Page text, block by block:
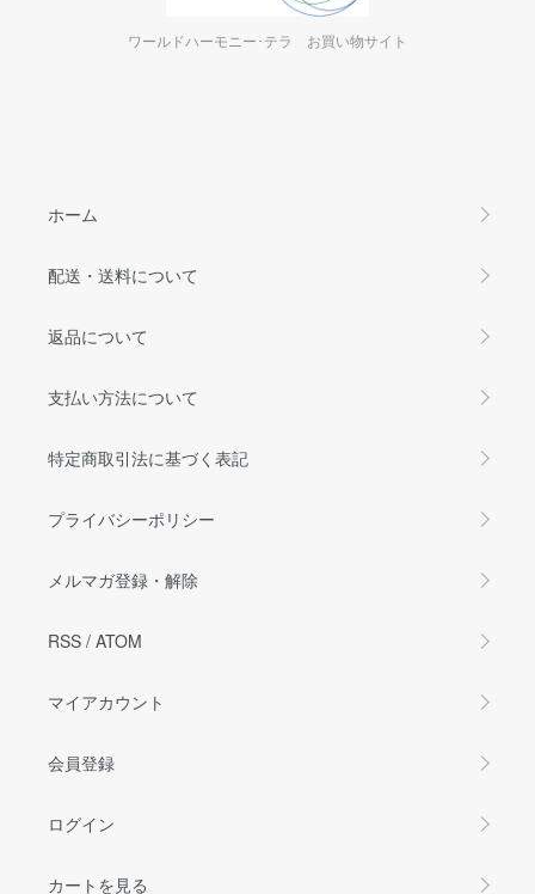
ワールドハーモニー･テラ お買い物サイト
ホーム
配送・送料について
返品について
支払い方法について
特定商取引法に基づく表記
プライバシーポリシー
メルマガ登録・解除
RSS / ATOM
マイアカウント
会員登録
ログイン
カートを見る